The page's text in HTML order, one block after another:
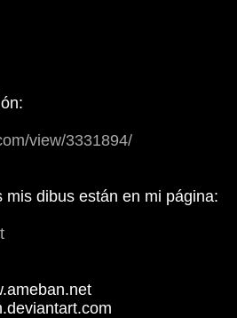
view/3331894/
mis dibus están en mi página: